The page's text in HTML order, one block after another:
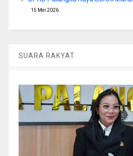
15 Mei 2026
SUARA RAKYAT